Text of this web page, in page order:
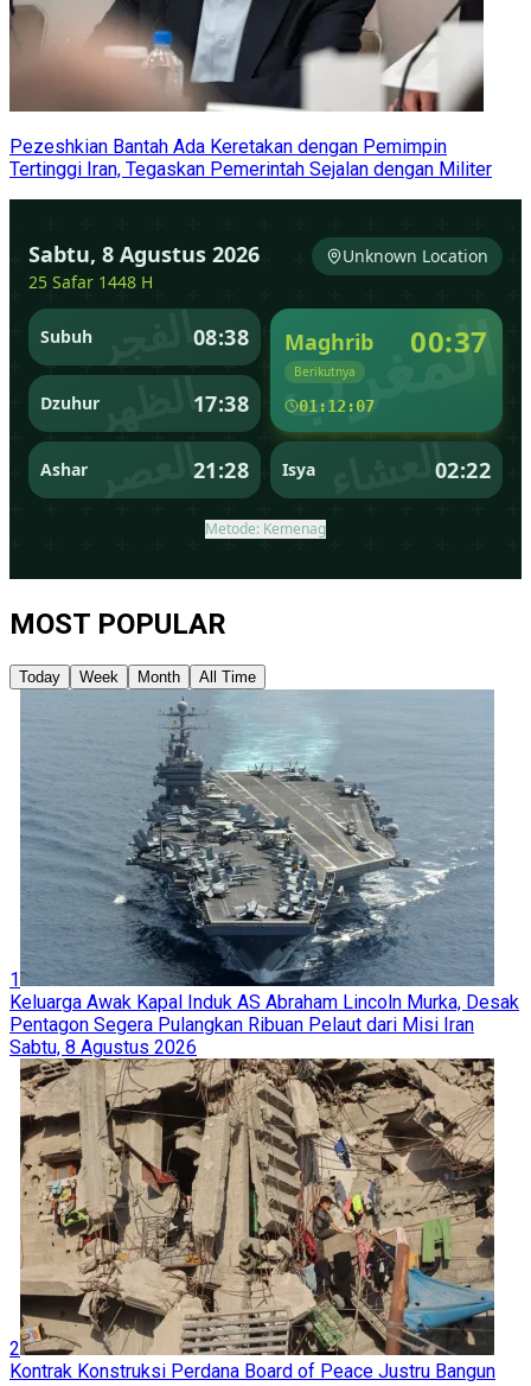
Pezeshkian Bantah Ada Keretakan dengan Pemimpin
Tertinggi Iran, Tegaskan Pemerintah Sejalan dengan Militer
MOST POPULAR
Today Week Month All Time
1
Keluarga Awak Kapal Induk AS Abraham Lincoln Murka, Desak
Pentagon Segera Pulangkan Ribuan Pelaut dari Misi Iran
Sabtu, 8 Agustus 2026
2
Kontrak Konstruksi Perdana Board of Peace Justru Bangun